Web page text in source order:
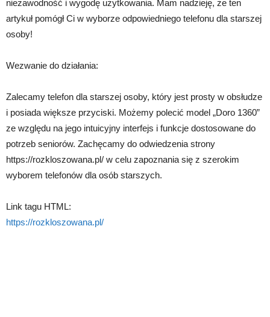
niezawodność i wygodę użytkowania. Mam nadzieję, że ten
artykuł pomógł Ci w wyborze odpowiedniego telefonu dla starszej
osoby!
Wezwanie do działania:
Zalecamy telefon dla starszej osoby, który jest prosty w obsłudze
i posiada większe przyciski. Możemy polecić model „Doro 1360”
ze względu na jego intuicyjny interfejs i funkcje dostosowane do
potrzeb seniorów. Zachęcamy do odwiedzenia strony
https://rozkloszowana.pl/ w celu zapoznania się z szerokim
wyborem telefonów dla osób starszych.
Link tagu HTML:
https://rozkloszowana.pl/